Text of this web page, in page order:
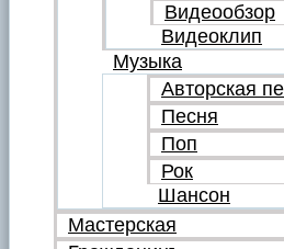
Видеообзор
Видеоклип
Музыка
Авторская
Песня
Поп
Рок
Шансон
Мастерская